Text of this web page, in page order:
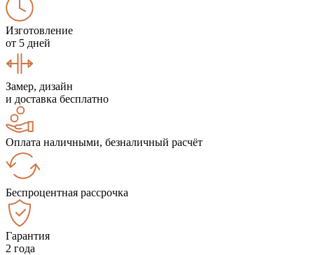
Изготовление
от 5 дней
Замер, дизайн
и доставка бесплатно
Оплата наличными, безналичный расчёт
Беспроцентная рассрочка
Гарантия
2 года